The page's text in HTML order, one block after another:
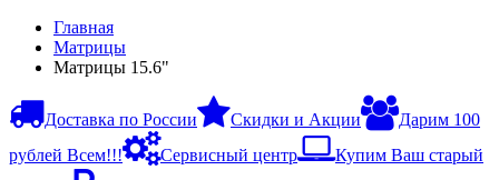
Главная
Матрицы
Матрицы 15.6"
Доставка по России Скидки и Акции
Дарим 100
рублей Всем!!!
Сервисный центр
Купим Ваш старый